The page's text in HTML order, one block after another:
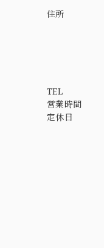
住所
TEL
営業時間
定休日